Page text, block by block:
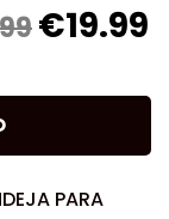
€19.99
PARA